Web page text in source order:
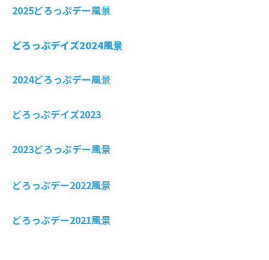
2025どろっぷデー風景
どろっぷデイズ2024風景
2024どろっぷデー風景
どろっぷデイズ2023
2023どろっぷデー風景
どろっぷデー2022風景
どろっぷデー2021風景